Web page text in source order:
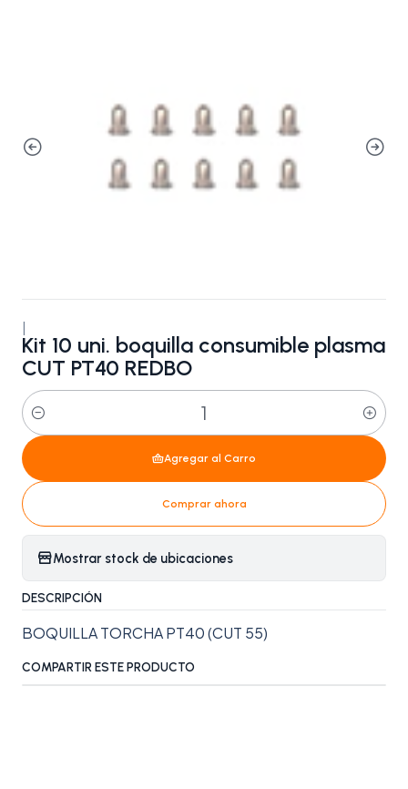
Kit 10 uni. boquilla consumible plasma
CUT PT40 REDBO
Cantidad
Agregar al Carro
Comprar ahora
Mostrar stock de ubicaciones
DESCRIPCIÓN
BOQUILLA TORCHA PT40 (CUT 55)
COMPARTIR ESTE PRODUCTO